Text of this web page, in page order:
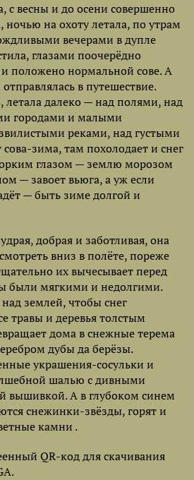
с весны и до осени совершенно
на охоту летала, по утрам
вечерами в дупле
глазами поочерёдно
положено нормальной сове. А
в путешествие.
летала далеко — над полями, над
городами и малыми
реками, над густыми
зима, там похолодает и снег
глазом — землю морозом
— завоет вьюга, а уж если
— быть зиме долгой и
добрая и заботливая, она
вниз в полёте, пореже
их вычесывает перед
были мягкими и недолгими.
землей, чтобы снег
травы и деревья толстым
дома в снежные терема
дубы да берёзы.
украшения-сосульки и
шалью с дивными
вышивкой. А в глубоком синем
снежинки-звёзды, горят и
камни .
QR-код для скачивания